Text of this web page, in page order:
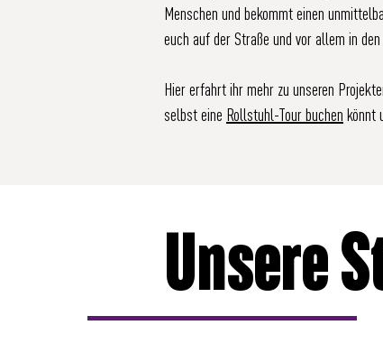
Menschen und bekommt einen
euch auf der Straße und vor allem in
Hier erfahrt ihr mehr zu unseren
selbst eine Rollstuhl-Tour buchen könnt
Unsere